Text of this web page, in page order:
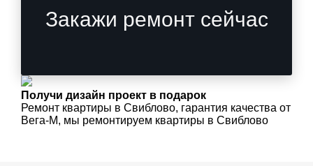
Закажи ремонт сейчас
Получи дизайн проект в подарок
Ремонт квартиры в Свиблово, гарантия качества от
Вега-М, мы ремонтируем квартиры в Свиблово